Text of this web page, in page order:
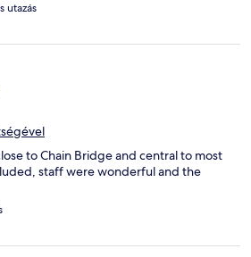
utazás
to Chain Bridge and central to most
staff were wonderful and the